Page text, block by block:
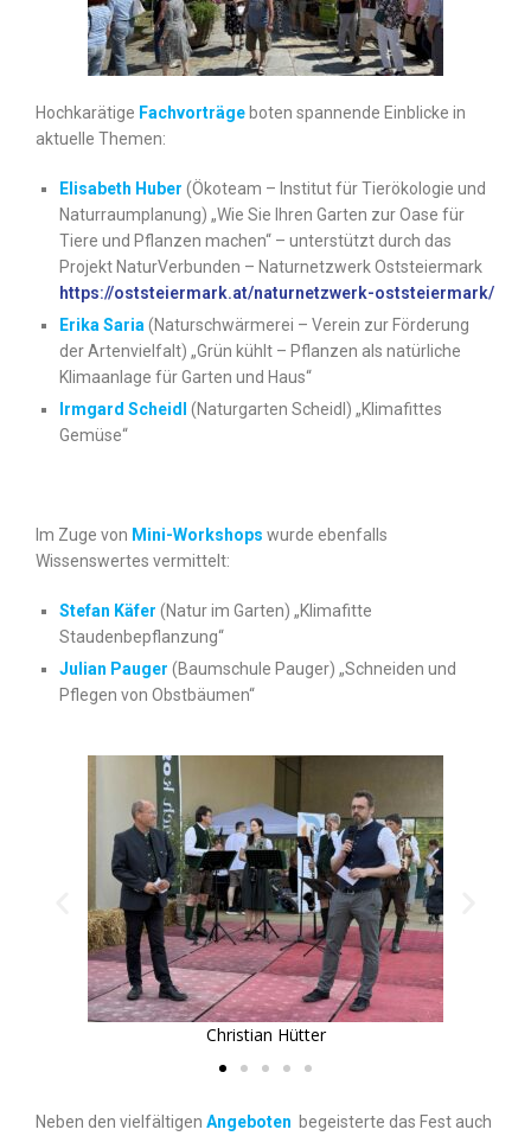
Hochkarätige Fachvorträge boten spannende Einblicke in
aktuelle Themen:
Elisabeth Huber (Ökoteam – Institut für Tierökologie und
Naturraumplanung) „Wie Sie Ihren Garten zur Oase für
Tiere und Pflanzen machen“ – unterstützt durch das
Projekt NaturVerbunden – Naturnetzwerk Oststeiermark
https://oststeiermark.at/naturnetzwerk-oststeiermark/
Erika Saria (Naturschwärmerei – Verein zur Förderung
der Artenvielfalt) „Grün kühlt – Pflanzen als natürliche
Klimaanlage für Garten und Haus“
Irmgard Scheidl
(Naturgarten Scheidl) „Klimafittes
Gemüse“
Im Zuge von Mini-Workshops wurde ebenfalls
Wissenswertes vermittelt:
Stefan Käfer (Natur im Garten) „Klimafitte
Staudenbepflanzung“
Julian Pauger (Baumschule Pauger) „Schneiden und
Pflegen von Obstbäumen“
Christian Hütter
Neben den vielfältigen Angeboten begeisterte das Fest auch